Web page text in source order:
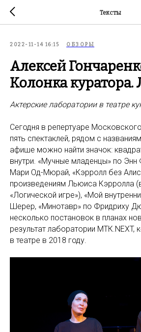
Тексты
2022-11-14 16:15 ОБЗОРЫ
Алексей
Колонка куратора.
Актерские лаборатории в театре
Сегодня в репертуаре
пять спектаклей, рядом с
афише можно найти значок:
внутри. «Мучные младенцы» по Энн
Мари Од-Мюрай, «Кэрролл без
произведениям Льюиса Кэрролла
«Логической игре»), «Мой
Шерер, «Минотавр» по Фридриху
несколько постановок в планах
результат лаборатории МТК.NEXT,
в театре в 2018 году.